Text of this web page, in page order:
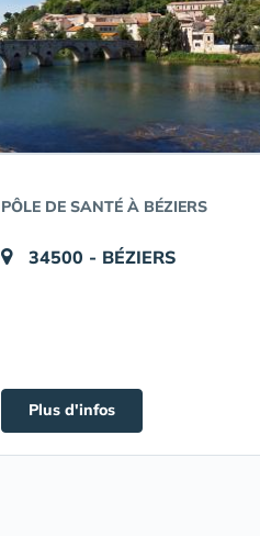
PÔLE DE SANTÉ À BÉZIERS
34500 - BÉZIERS
Plus d'infos